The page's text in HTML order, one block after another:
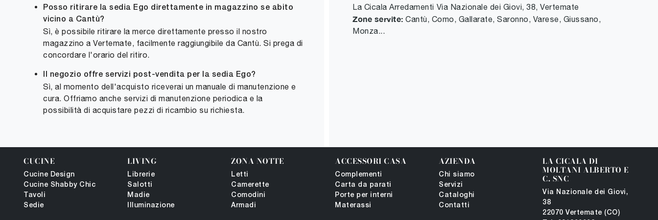
Posso ritirare la sedia Ego direttamente in magazzino se abito
vicino a Cantù?
Sì, è possibile ritirare la merce direttamente presso il nostro
magazzino a Vertemate, facilmente raggiungibile da Cantù. Si prega di
concordare l'orario del ritiro.
Il negozio offre servizi post-vendita per la sedia Ego?
Sì, al momento dell'acquisto riceverai un manuale di manutenzione e
cura. Offriamo anche servizi di manutenzione periodica e la
possibilità di acquistare pezzi di ricambio su richiesta.
La Cicala Arredamenti Via Nazionale dei Giovi, 38, Vertemate
Zone servite: Cantù, Como, Gallarate, Saronno, Varese, Giussano,
Monza...
CUCINE
Cucine Design
Cucine Shabby Chic
Tavoli
Sedie
LIVING
Librerie
Salotti
Madie
Illuminazione
ZONA NOTTE
Letti
Camerette
Comodini
Armadi
ACCESSORI CASA
Complementi
Carta da parati
Porte per interni
Materassi
AZIENDA
Chi siamo
Servizi
Cataloghi
Contatti
LA CICALA DI
MOLTANI ALBERTO E
C. SNC
Via Nazionale dei Giovi,
38
22070 Vertemate (CO)